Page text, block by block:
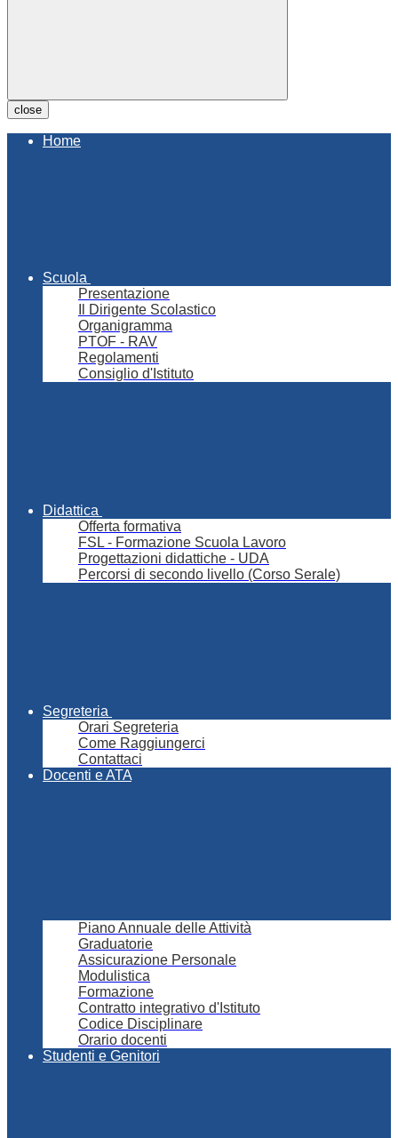
close
Home
Scuola
Presentazione
Il Dirigente Scolastico
Organigramma
PTOF - RAV
Regolamenti
Consiglio d'Istituto
Didattica
Offerta formativa
FSL - Formazione Scuola Lavoro
Progettazioni didattiche - UDA
Percorsi di secondo livello (Corso Serale)
Segreteria
Orari Segreteria
Come Raggiungerci
Contattaci
Docenti e ATA
Piano Annuale delle Attività
Graduatorie
Assicurazione Personale
Modulistica
Formazione
Contratto integrativo d'Istituto
Codice Disciplinare
Orario docenti
Studenti e Genitori